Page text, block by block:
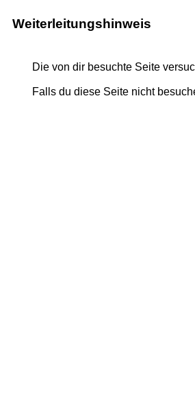
Weiterleitungshinweis
Die von dir besuchte Seite
Falls du diese Seite nicht